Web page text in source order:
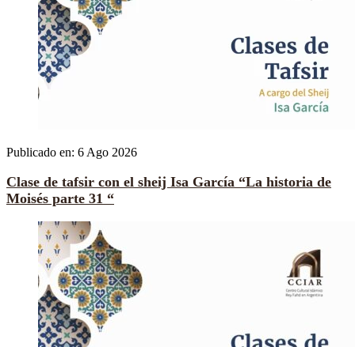
Publicado en: 6 Ago 2026
Clase de tafsir con el sheij Isa García “La historia de
Moisés parte 31 “